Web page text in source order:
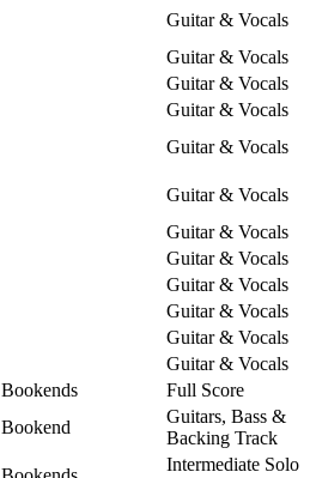
Guitar & Vocals
Guitar & Vocals
Guitar & Vocals
Guitar & Vocals
Guitar & Vocals
Guitar & Vocals
Guitar & Vocals
Guitar & Vocals
Guitar & Vocals
Guitar & Vocals
Guitar & Vocals
Guitar & Vocals
Bookends
Full Score
Bookend
Guitars, Bass &
Backing Track
Intermediate Solo